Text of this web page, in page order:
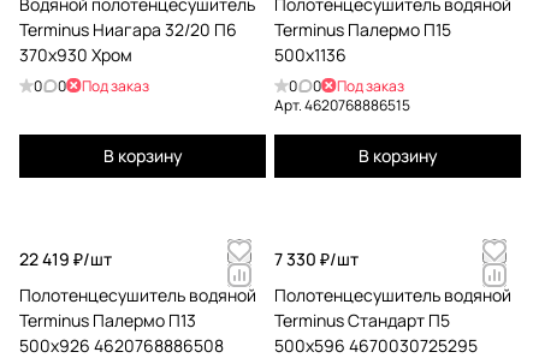
Terminus Ниагара 32/20 П6
370х930 Хром
0 0 Под заказ
В корзину
Terminus Палермо П15
500x1136
0 0
Под заказ
Арт.4620768886515
В корзину
22 419 ₽/шт
Полотенцесушитель водяной
Terminus Палермо П13
500x926 4620768886508
7 330 ₽/шт
Полотенцесушитель водяной
Terminus Стандарт П5
500x596 4670030725295